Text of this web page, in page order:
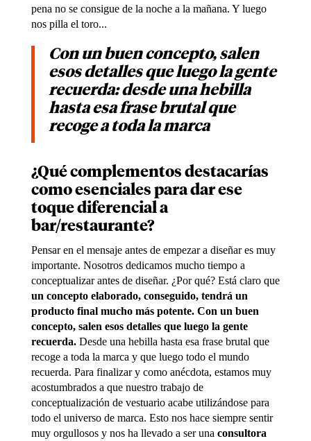
pena no se consigue de la noche a la mañana. Y luego
nos pilla el toro...
Con un buen concepto, salen
esos detalles que luego la gente
recuerda: desde una hebilla
hasta esa frase brutal que
recoge a toda la marca
¿Qué complementos destacarías
como esenciales para dar ese
toque diferencial a
bar/restaurante?
Pensar en el mensaje antes de empezar a diseñar es muy
importante. Nosotros dedicamos mucho tiempo a
conceptualizar antes de diseñar. ¿Por qué? Está claro que
un concepto elaborado, conseguido, tendrá un
producto final mucho más potente. Con un buen
concepto, salen esos detalles que luego la gente
recuerda.Desde una hebilla hasta esa frase brutal que
recoge a toda la marca y que luego todo el mundo
recuerda. Para finalizar y como anécdota, estamos muy
acostumbrados a que nuestro trabajo de
conceptualización de vestuario acabe utilizándose para
todo el universo de marca. Esto nos hace siempre sentir
muy orgullosos y nos ha llevado a ser una consultora